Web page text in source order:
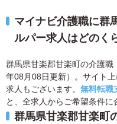
マイナビ介護職に群
ルパー求人はどのく
群馬県甘楽郡甘楽町の介護
年08月08日更新）。サイト
求人もございます。 無料転職
と、全求人からご希望条件に
群馬県甘楽郡甘楽町